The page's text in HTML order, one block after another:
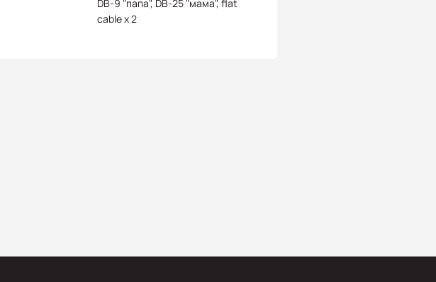
DB-9 "папа", DB-25 "мама", flat
cable x 2